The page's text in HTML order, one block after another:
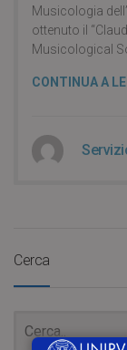
Musicologia
ottenuto il
Musicological
CONTINUA A
Cerca